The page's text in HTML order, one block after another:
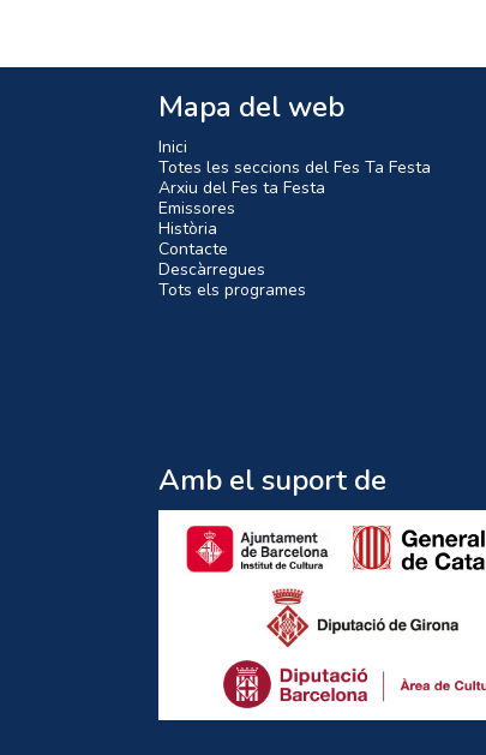
Mapa del web
Inici
Totes les seccions del Fes Ta Festa
Arxiu del Fes ta Festa
Emissores
Història
Contacte
Descàrregues
Tots els programes
Amb el suport de